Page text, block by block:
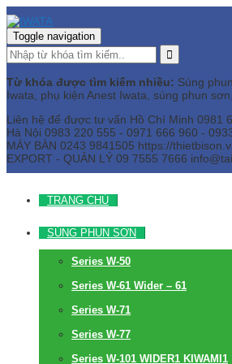
Toggle navigation
Từ khóa được tìm kiếm nhiều: Súng
Iwata, phụ kiện Anest Iwata, súng phun
Liên hệ để được tư vấn Hồ Chí Minh 0981
Hà Nội 0983 220 555 - 0971 666 960 -
MÁY BÀN 0243 9841505 https://
EXPORT - QUẢN LÝ 09 7555 7666
TRANG CHỦ
SÚNG PHUN SƠN
Series W-50
Series W-61 Wider – 61
Series W-71
Series W-77
Series W-101 WIDER1 KIWAMI1